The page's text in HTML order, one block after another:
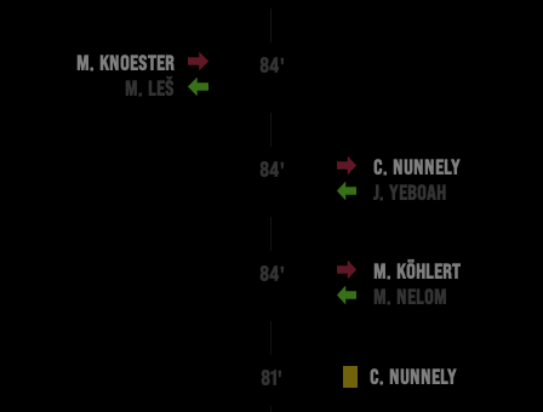
M. KNOESTER
M. LEŠ
84'
84'
C. NUNNELY
J. YEBOAH
84'
M. KÖHLERT
M. NELOM
81' C. NUNNELY